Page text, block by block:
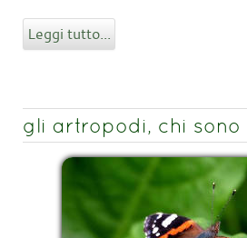
Leggi tutto...
gli artropodi, chi sono